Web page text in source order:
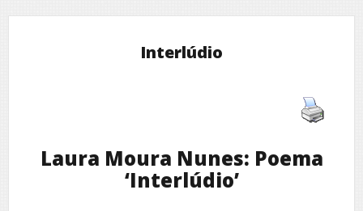
Interlúdio
Laura Moura Nunes: Poema
‘Interlúdio’